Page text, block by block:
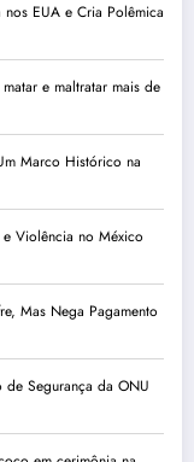
EUA e Cria Polêmica
e maltratar mais de
Marco Histórico na
Violência no México
Mas Nega Pagamento
Segurança da ONU